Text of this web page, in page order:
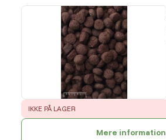
ERROR:
IKKE PÅ LAGER
Mere information